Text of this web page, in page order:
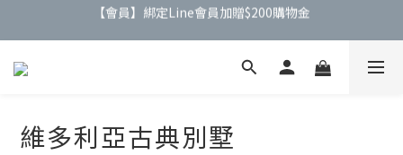
【公告】4/21(二)起 價格調整事宜
維多利亞古典別墅